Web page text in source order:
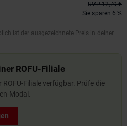
UVP 12,79 €
Sie sparen 6 %
ist der ausgezeichnete Preis in deiner
ROFU-Filiale
Filiale verfügbar. Prüfe die
Modal.